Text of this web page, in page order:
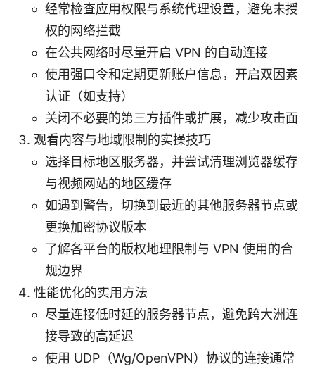
经常检查应用权限与系统代理设置，避免未授
权的网络拦截
在公共网络时尽量开启 VPN 的自动连接
使用强口令和定期更新账户信息，开启双因素
认证（如支持）
关闭不必要的第三方插件或扩展，减少攻击面
观看内容与地域限制的实操技巧
选择目标地区服务器，并尝试清理浏览器缓存
与视频网站的地区缓存
如遇到警告，切换到最近的其他服务器节点或
更换加密协议版本
了解各平台的版权地理限制与 VPN 使用的合
规边界
性能优化的实用方法
尽量连接低时延的服务器节点，避免跨大洲连
接导致的高延迟
使用 UDP（Wg/OpenVPN）协议的连接通常